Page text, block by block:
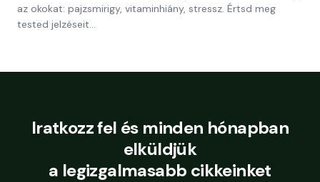
az okokat: pajzsmirigy, vitaminhiány, stressz. Értsd meg
tested jelzéseit…
Iratkozz fel és minden hónapban
elküldjük
a legizgalmasabb cikkeinket